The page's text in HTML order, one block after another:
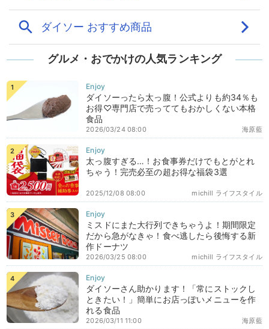
グルメ・おでかけの人気ランキング
ダイソーったら太っ腹！公式よりも約34％も
お得♡専門店で売っててもおかしくない本格
食品
海原藍
2026/03/24 08:00
太っ腹すぎる…！お食事券だけでもとがとれ
ちゃう！完売必至の超お得な福袋3選
michill ライフスタイル
2025/12/08 08:00
ミスドにまた大行列できちゃうよ！期間限定
だから急がなきゃ！食べ逃したら後悔する新
作ドーナツ
michill ライフスタイル
2026/03/25 08:00
ダイソーさん助かります！「常にストックし
ときたい！」簡単にお店っぽいメニューを作
れる食品
海原藍
2026/03/11 11:00